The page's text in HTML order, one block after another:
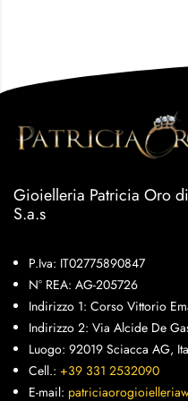
Gioielleria Patricia Oro
S.a.s
P.Iva: IT02775890847
N° REA: AG-205726
Indirizzo 1: Corso Vittorio
Indirizzo 2: Via Alcide De
Luogo: 92019 Sciacca AG,
Cell.: +39 331 2532090
E-mail: